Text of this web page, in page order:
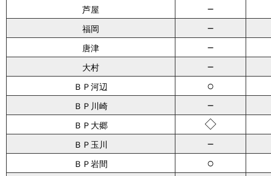
芦屋 －
福岡 －
唐津 －
大村 －
ＢＰ河辺 ○
ＢＰ川崎 －
ＢＰ大郷 ◇
ＢＰ玉川 －
ＢＰ岩間 ○